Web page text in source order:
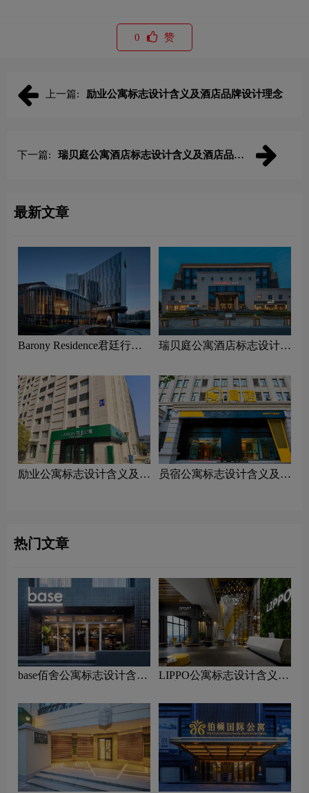
0 赞
上一篇: 励业公寓标志设计含义及酒店品牌设计理念
下一篇:
瑞贝庭公寓酒店标志设计含义及酒店品牌
最新文章
Barony Residence君廷行政
牌设计理念
瑞贝庭公寓酒店标志设计含
励业公寓标志设计含义及酒
员宿公寓标志设计含义及酒
热门文章
base佰舍公寓标志设计含义
LIPPO公寓标志设计含义及